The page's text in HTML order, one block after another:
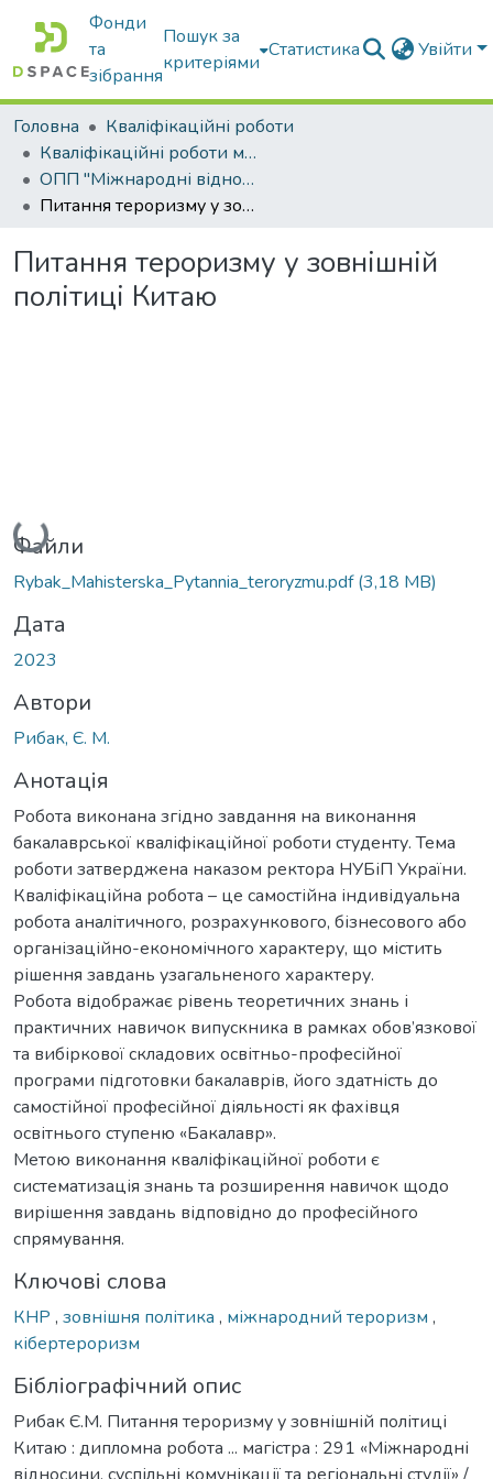
Фонди
та
зібрання
Пошук за
критеріями
Статистика Увійти
Головна
Кваліфікаційні роботи
Кваліфікаційні роботи магістрів
ОПП "Міжнародні відносини, суспільні комунікації та регіональні студії"
Питання тероризму у зовнішній політиці Китаю
Питання тероризму у зовнішній
політиці Китаю
Вантажиться...
Файли
Rybak_Mahisterska_Pytannia_teroryzmu.pdf(3,18 MB)
Дата
2023
Автори
Рибак, Є. М.
Анотація
Робота виконана згідно завдання на виконання
бакалаврської кваліфікаційної роботи студенту. Тема
роботи затверджена наказом ректора НУБіП України.
Кваліфікаційна робота – це самостійна індивідуальна
робота аналітичного, розрахункового, бізнесового або
організаційно-економічного характеру, що містить
рішення завдань узагальненого характеру.
Робота відображає рівень теоретичних знань і
практичних навичок випускника в рамках обов’язкової
та вибіркової складових освітньо-професійної
програми підготовки бакалаврів, його здатність до
самостійної професійної діяльності як фахівця
освітнього ступеню «Бакалавр».
Метою виконання кваліфікаційної роботи є
систематизація знань та розширення навичок щодо
вирішення завдань відповідно до професійного
спрямування.
Ключові слова
КНР , зовнішня політика , міжнародний тероризм ,
кібертероризм
Бібліографічний опис
Рибак Є.М. Питання тероризму у зовнішній політиці
Китаю : дипломна робота ... магістра : 291 «Міжнародні